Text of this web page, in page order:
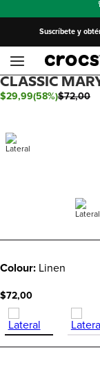
Suscríbete y
CLASSIC
$29,99(58%)$72,00
Colour: Linen
$72,00